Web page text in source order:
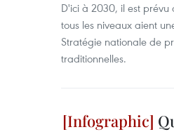
D'ici à 2030, il est
tous les niveaux aient
Stratégie nationale de
traditionnelles.